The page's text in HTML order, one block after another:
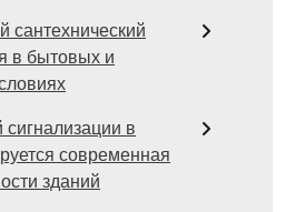
сантехнический
в бытовых и
в
современная
зданий